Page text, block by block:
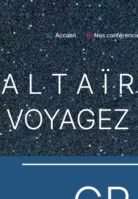
Accueil Nos
A L T A Ï